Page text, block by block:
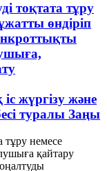
тоқтата тұру
өндiрiп
жүргiзу және
туралы Заңы
тұру немесе
қайтару